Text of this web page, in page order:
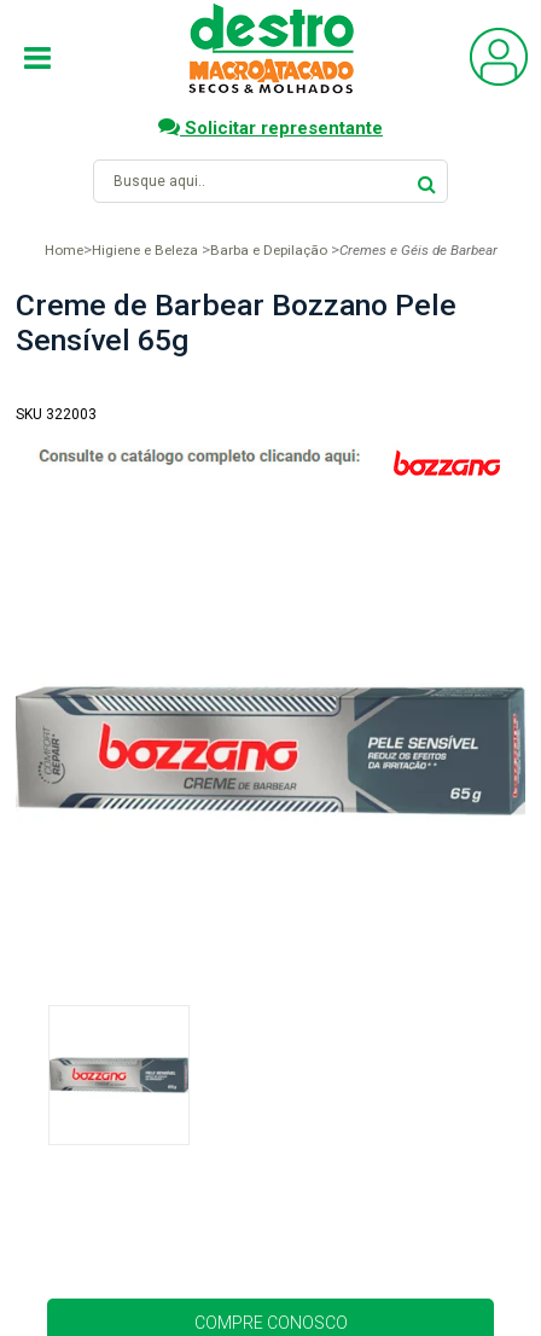
Solicitar representante
Home Higiene e Beleza Barba e Depilação Cremes e Géis de Barbear
Creme de Barbear Bozzano Pele
Sensível 65g
SKU 322003
COMPRE CONOSCO